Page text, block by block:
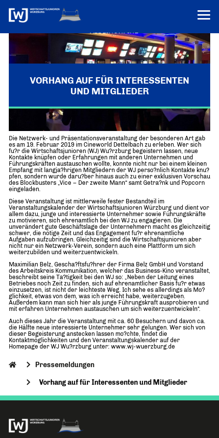
VEREINONLINE
AKTUELLES
ÜBER UNS
WER WIR SIND & DER VORSITZ
Forum „Junge Wirtschaft“ – Mitgliedermagazin
UNSER NETZWERK
Mitglieder
Senatoren
TERMINE
PRESSEMELDUNGEN
PROJEKTE
INFORMATIONEN
Ziele
Imagefilm
Merchandising-Klamotten
VORHANG AUF FÜR INTERESSENTEN
UND MITGLIEDER
Netzwerkveranstaltung der Wirtschaftsjunioren
Die Netzwerk- und Präsentationsveranstaltung der besonderen Art gab
es am 19. Februar 2019 im Cineworld Dettelbach zu erleben. Wer sich
fu?r die Wirtschaftsjunioren (WJ) Wu?rzburg begeistern lassen, neue
Kontakte knüpfen oder Erfahrungen mit anderen Unternehmen und
Führungskräften austauschen wollte, konnte nicht nur bei einem kleinen
Empfang mit langja?hrigen Mitgliedern der WJ perso?nlich Kontakte knu?
pfen, sondern wurde daru?ber hinaus auch zu einer exklusiven Vorschau
des Blockbusters „Vice – Der zweite Mann“ samt Getra?nk und Popcorn
eingeladen.
Diese Veranstaltung ist mittlerweile fester Bestandteil im
Veranstaltungskalender der Wirtschaftsjunioren Würzburg und dient vor
allem dazu, junge und interessierte Unternehmer sowie Führungskräfte
zu motivieren, sich ehrenamtlich bei den WJ zu engagieren. Die
unverändert gute Geschäftslage der Unternehmern macht es gleichzeitig
schwer, die nötige Zeit und das Engagement fu?r ehrenamtliche
Aufgaben aufzubringen. Gleichzeitig sind die Wirtschaftsjunioren aber
nicht nur ein Netzwerk-Verein, sondern auch eine Plattform um sich
weiterzubilden und weiterzuentwickeln.
Maximilian Belz, Gescha?ftsfu?hrer der Firma Belz GmbH und Vorstand
des Arbeitskreis Kommunikation, welcher das Business-Kino veranstaltet,
beschreibt seine Ta?tigkeit bei den WJ so: „Neben der Leitung eines
Betriebes noch Zeit zu finden, sich auf ehrenamtlicher Basis fu?r etwas
einzusetzen, ist nicht der leichteste Weg. Ich sehe es allerdings als Mo?
glichkeit, etwas von dem, was ich erreicht habe, weiterzugeben.
Außerdem kann man sich hier als junge Führungskraft ausprobieren und
mit erfahren Unternehmen austauschen um sich weiterzuentwickeln“.
Auch dieses Jahr die Veranstaltung mit ca. 60 Besuchern und davon ca.
die Hälfte neue interessierte Unternehmer sehr gelungen. Wer sich von
dieser Begeisterung anstecken lassen mo?chte, findet die
Kontaktmöglichkeiten und den Veranstaltungskalender auf der
Homepage der WJ Wu?rzburg unter: www.wj-wuerzburg.de
Pressemeldungen
Vorhang auf für Interessenten und Mitglieder